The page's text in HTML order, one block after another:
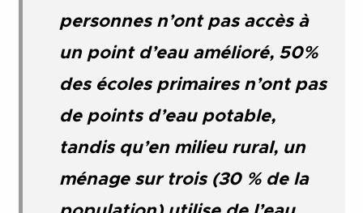
personnes n’ont pas accès à
un point d’eau amélioré, 50%
des écoles primaires n’ont pas
de points d’eau potable,
tandis qu’en milieu rural, un
ménage sur trois (30 % de la